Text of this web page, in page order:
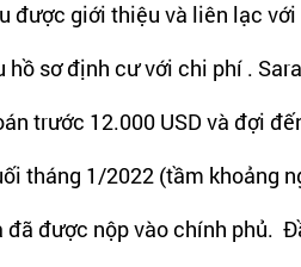
được giới thiệu và liên lạc
hồ sơ định cư với chi phí .
trước 12.000 USD và đợi
tháng 1/2022 (tầm khoảng
đã được nộp vào chính phủ.